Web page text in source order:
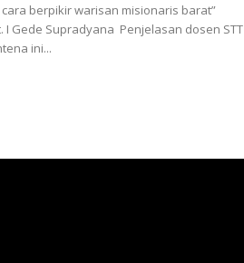
cara berpikir warisan misionaris barat”
I Gede Supradyana Penjelasan dosen STT
ini...